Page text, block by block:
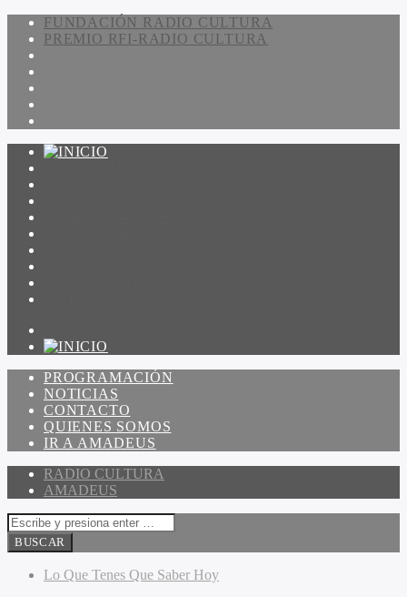
FUNDACIÓN RADIO CULTURA
PREMIO RFI-RADIO CULTURA
PROGRAMACIÓN
NOTICIAS
CONTACTO
QUIENES SOMOS
IR A AMADEUS
RADIO CULTURA
AMADEUS
Lo Que Tenes Que Saber Hoy